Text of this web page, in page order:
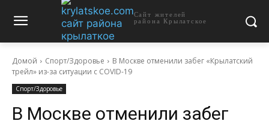
Сайт жителей
района Крылатское
Домой Спорт/Здоровье
В Москве отменили забег «Крылатский
трейл» из-за ситуации с COVID-19
Спорт/Здоровье
В Москве отменили забег